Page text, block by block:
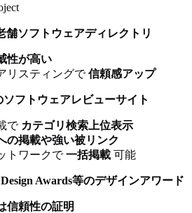
舗ソフトウェアディレクトリ
性が高い
リスティングで信頼感アップ
フトウェアレビューサイト
で カテゴリ検索上位表示
の掲載や強い被リンク
トワークで一括掲載 可能
Awards等のデザインアワード
信頼性の証明